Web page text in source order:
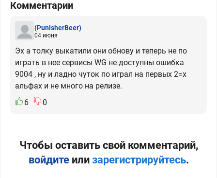
Комментарии
(PunisherBeer)
04 июня
Эх а толку выкатили они обнову и теперь не по
играть в нее сервисы WG не доступны ошибка
9004 , ну и ладно чуток по играл на первых 2=х
альфах и не много на релизе.
6
0
Чтобы оставить свой комментарий,
войдитеили зарегистрируйтесь.